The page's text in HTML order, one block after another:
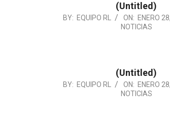
(Untitled)
2023-
BY: EQUIPO RL ON: ENERO
NOTICIAS
(Untitled)
2023-
BY: EQUIPO RL ON: ENERO
NOTICIAS